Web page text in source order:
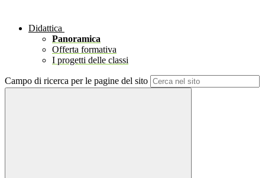
Didattica
Panoramica
Offerta formativa
I progetti delle classi
Campo di ricerca per le pagine del sito